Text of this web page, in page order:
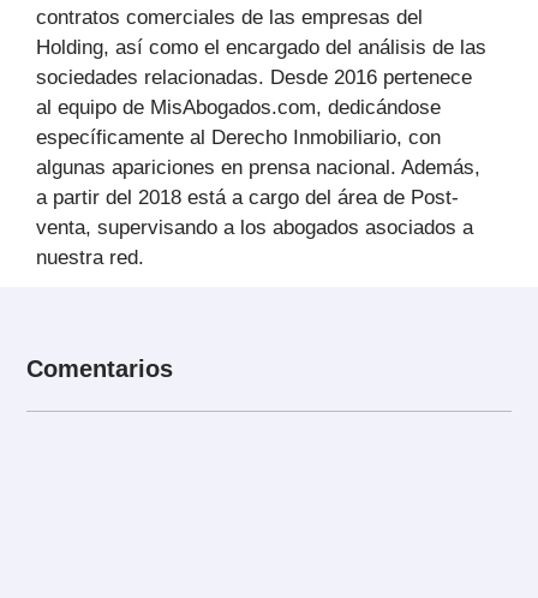
contratos comerciales de las empresas del
Holding, así como el encargado del análisis de las
sociedades relacionadas. Desde 2016 pertenece
al equipo de MisAbogados.com, dedicándose
específicamente al Derecho Inmobiliario, con
algunas apariciones en prensa nacional. Además,
a partir del 2018 está a cargo del área de Post-
venta, supervisando a los abogados asociados a
nuestra red.
Comentarios